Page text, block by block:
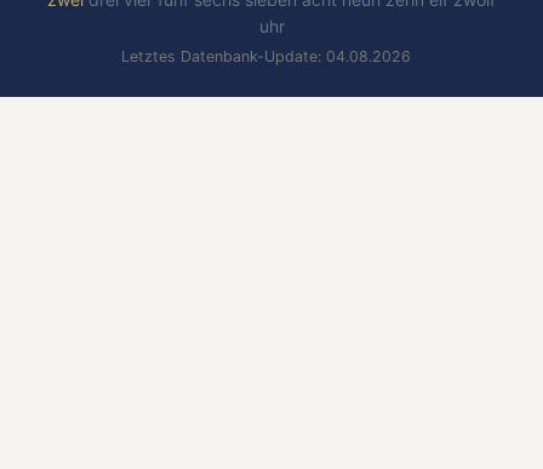
uhr
Letztes Datenbank-Update: 04.08.2026